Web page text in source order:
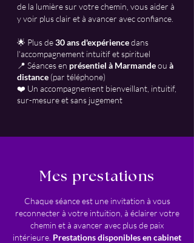
de la lumière sur votre chemin, vous aider à
y voir plus clair et à avancer avec confiance.
🌟 Plus de30 ans d'expériencedans
l'accompagnement intuitif et spirituel
📍 Séances en présentiel à Marmandeou à
distance (par téléphone)
❤️ Un accompagnement bienveillant, intuitif,
sur-mesure et sans jugement
Mes prestations
Chaque séance est une invitation à vous
reconnecter à votre intuition, à éclairer votre
chemin et à avancer avec plus de paix
intérieure. Prestations disponibles en cabinet